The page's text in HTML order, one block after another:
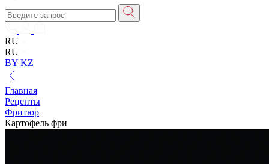
RU
RU
BY KZ
Главная
Рецепты
Фритюр
Картофель фри